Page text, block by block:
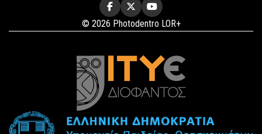
© 2026 Photodentro LOR+